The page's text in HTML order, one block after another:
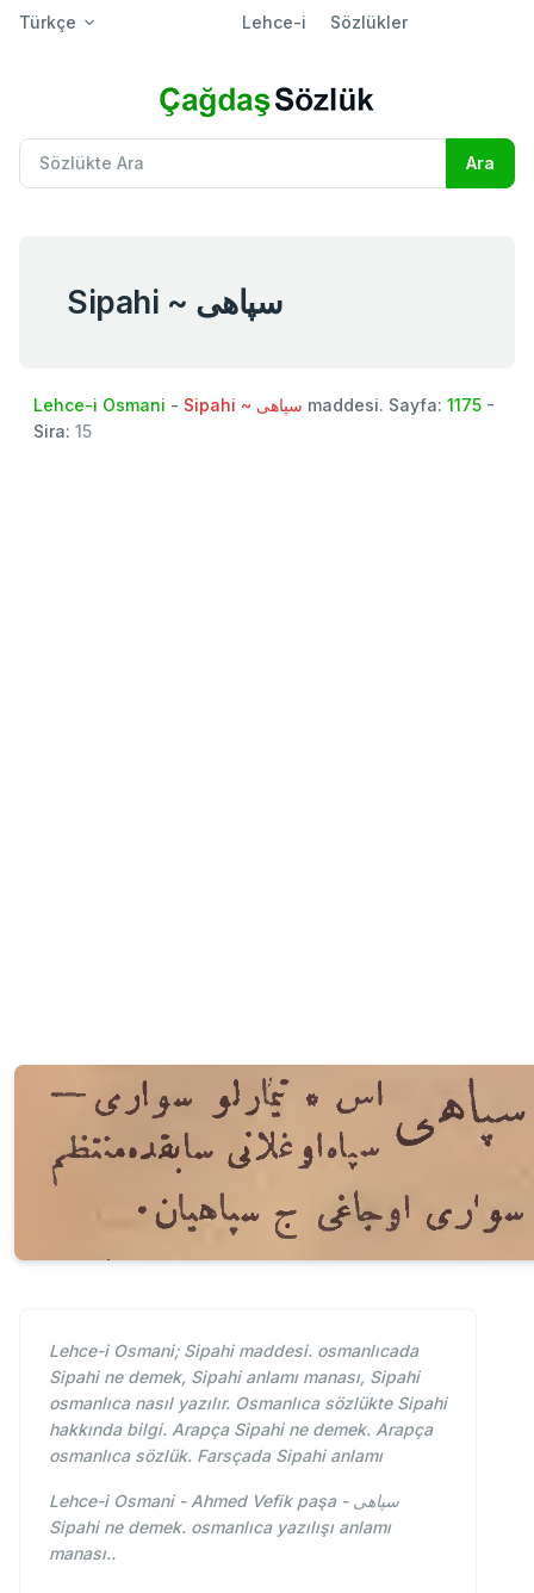
Türkçe Lehce-i Sözlükler
Sipahi ~ سپاهی
Lehce-i Osmani - Sipahi ~ سپاهی maddesi. Sayfa: 1175 -
Sira: 15
Lehce-i Osmani; Sipahi maddesi. osmanlıcada
Sipahi ne demek, Sipahi anlamı manası, Sipahi
osmanlıca nasıl yazılır. Osmanlıca sözlükte Sipahi
hakkında bilgi. Arapça Sipahi ne demek. Arapça
osmanlıca sözlük. Farsçada Sipahi anlamı
Lehce-i Osmani - Ahmed Vefik paşa - سپاهی
Sipahi ne demek. osmanlıca yazılışı anlamı
manası..